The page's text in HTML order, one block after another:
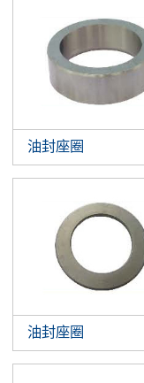
油封座圈
油封座圈